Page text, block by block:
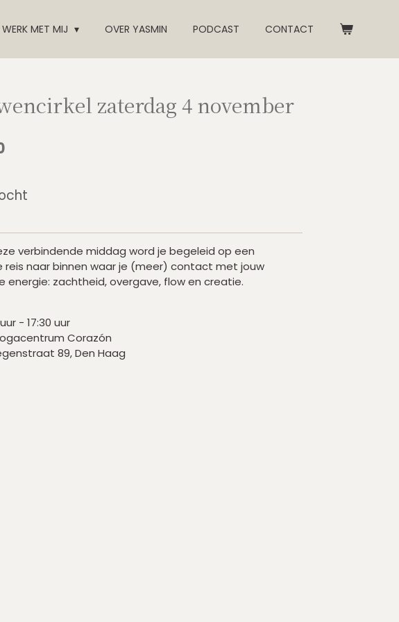
WERK MET MIJ OVER YASMIN PODCAST CONTACT
zaterdag 4 november
verbindende middag word je begeleid op een
reis naar binnen waar je (meer) contact met jouw
energie: zachtheid, overgave, flow en creatie.
- 17:30 uur
Corazón
89, Den Haag